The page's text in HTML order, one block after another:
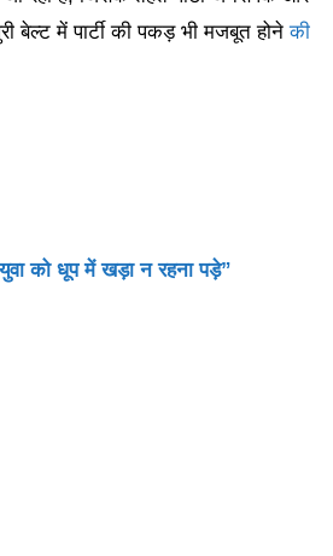
बेल्ट में पार्टी की पकड़ भी मजबूत होनेकी
को धूप में खड़ा न रहना पड़े”